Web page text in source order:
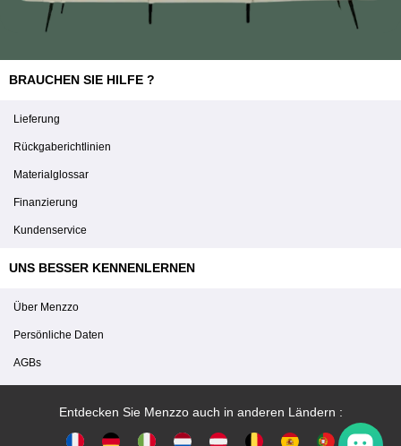
BRAUCHEN SIE HILFE ?
Lieferung
Rückgaberichtlinien
Materialglossar
Finanzierung
Kundenservice
UNS BESSER KENNENLERNEN
Über Menzzo
Persönliche Daten
AGBs
Entdecken Sie Menzzo auch in anderen Ländern :